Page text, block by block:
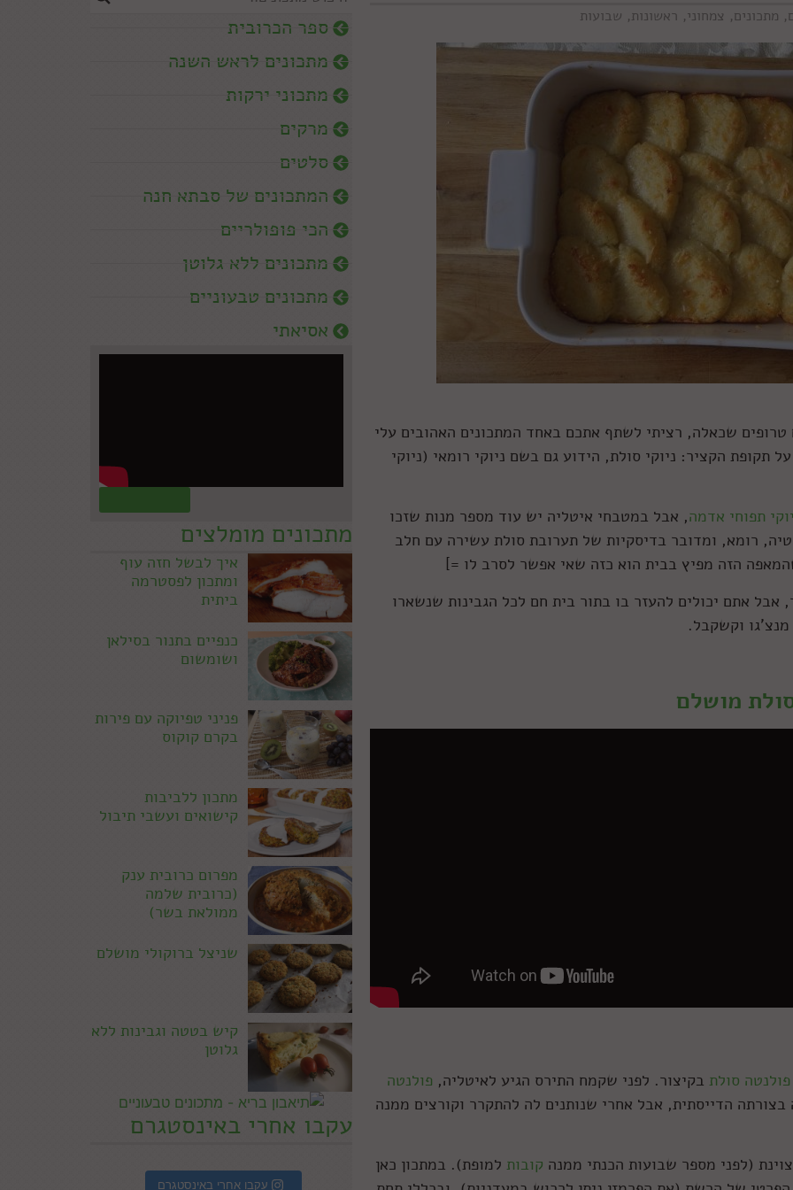
ספר הכרובית
מתכונים לראש השנה
מתכוני ירקות
מרקים
סלטים
המתכונים של סבתא חנה
הכי פופולריים
מתכונים ללא גלוטן
מתכונים טבעוניים
אסיאתי
מתכונים מומלצים
איך לבשל חזה עוף
ומתכון לפסטרמה
ביתית
כנפיים בתנור בסילאן
ושומשום
פניני טפיוקה עם פירות
בקרם קוקוס
מתכון ללביבות
קישואים ועשבי תיבול
מפרום כרובית ענק
(כרובית שלמה
ממולאת בשר)
שניצל ברוקולי מושלם
קיש בטטה וגבינות ללא
גלוטן
עקבו אחרי באינסטגרם
עקבו אחרי באינסטגרם
, מתכונים, צמחוני, ראשונות, שבועות
שכאלה, רציתי לשתף אתכם באחד המתכונים האהובים עלי
הקציר: ניוקי סולת, הידוע גם בשם ניוקי רומאי (ניוקי
תפוחי אדמה, אבל במטבחי איטליה יש עוד מספר מנות שזכו
רומא, ומדובר בדיסקיות של תערובת סולת עשירה עם חלב
הזה מפיץ בבית הוא כזה שאי אפשר לסרב לו =]
אבל אתם יכולים להעזר בו בתור בית חם לכל הגבינות שנשארו
וקשקבל.
מושלם
פולנטה סולת בקיצור. לפני שקמח התירס הגיע לאיטליה, פולנטה
בצורתה הדייסתית, אבל אחרי שנותנים לה להתקרר וקורצים ממנה
(לפני מספר שבועות הכנתי ממנה קובות למופת). במתכון כאן